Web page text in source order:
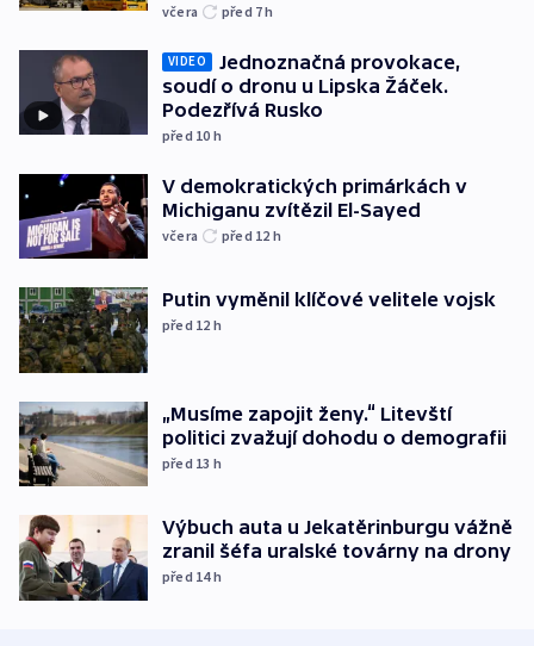
včera před 7h
VIDEO
Jednoznačná provokace,
soudí o dronu u Lipska Žáček.
Podezřívá Rusko
před 10 h
V demokratických primárkách v
Michiganu zvítězil El-Sayed
včera před 12 h
Putin vyměnil klíčové velitele vojsk
před 12 h
„Musíme zapojit ženy.“ Litevští
politici zvažují dohodu o demografii
před 13 h
Výbuch auta u Jekatěrinburgu vážně
zranil šéfa uralské továrny na drony
před 14h